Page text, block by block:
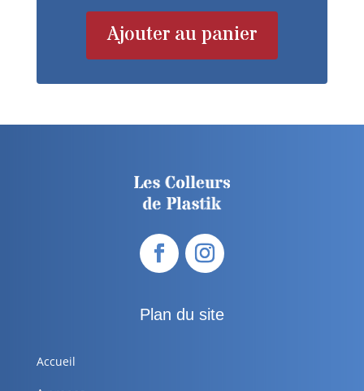
Ajouter au panier
Plan du site
Accueil